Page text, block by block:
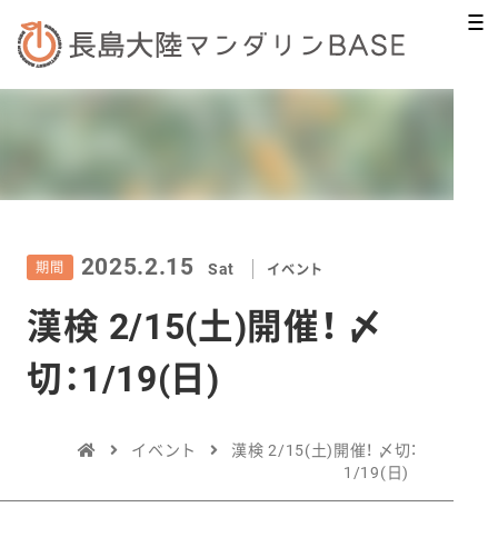
期間 2025.2.15 Sat イベント
漢検 2/15(土)開催！ 〆
切：1/19(日)
イベント
漢検 2/15(土)開催！ 〆切：
1/19(日)